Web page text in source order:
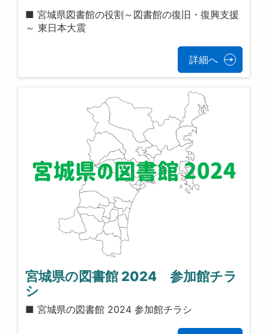
■ 宮城県図書館の役割～図書館の復旧・復興支援
～ 東日本大震
詳細へ
宮城県の図書館 2024 参加館チラ
シ
■ 宮城県の図書館 2024 参加館チラシ